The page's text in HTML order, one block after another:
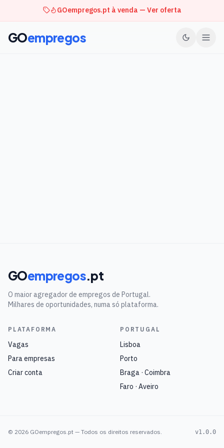
GOempregos.pt à venda — Ver oferta
GOempregos
GOempregos.pt
O maior agregador de empregos de Portugal.
Milhares de oportunidades, numa só plataforma.
PLATAFORMA
Vagas
Para empresas
Criar conta
PORTUGAL
Lisboa
Porto
Braga · Coimbra
Faro · Aveiro
© 2026 GOempregos.pt — Todos os direitos reservados. v1.0.0